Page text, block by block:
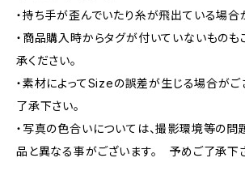
・持ち手が歪んでいたり糸が飛出ている場合
・商品購入時からタグが付いていないものも
承ください。
・素材によってSizeの誤差が生じる場合が
了承下さい。
・写真の色合いについては、撮影環境等の
品と異なる事がございます。 予めご了承下